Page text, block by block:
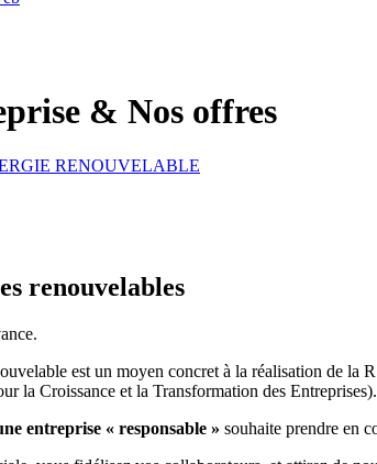
& Nos offres
RENOUVELABLE
renouvelables
est un moyen concret à la réalisation de la
la Croissance et la Transformation des Entreprises).
entreprise « responsable » souhaite prendre en